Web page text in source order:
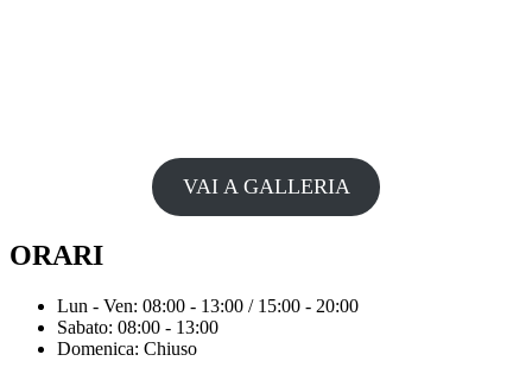
VAI A GALLERIA
ORARI
Lun - Ven: 08:00 - 13:00 / 15:00 - 20:00
Sabato: 08:00 - 13:00
Domenica: Chiuso